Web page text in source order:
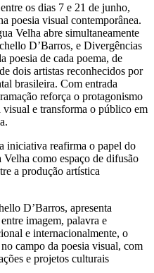
os dias 7 e 21 de junho,
poesia visual contemporânea.
Velha abre simultaneamente
D’Barros, e Divergências
poesia de cada poema, de
dois artistas reconhecidos por
brasileira. Com entrada
reforça o protagonismo
e transforma o público em
iniciativa reafirma o papel do
como espaço de difusão
a produção artística
D’Barros, apresenta
imagem, palavra e
e internacionalmente, o
campo da poesia visual, com
e projetos culturais